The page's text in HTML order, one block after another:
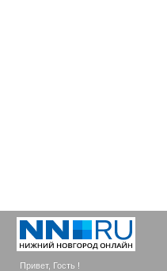
Привет, Гость !